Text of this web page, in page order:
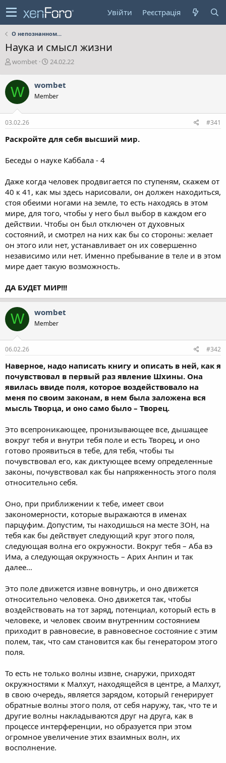
Увійти Реєстрація
О непознанном...
Наука и смысл жизни
А
т
о
р
т
е
м
wombet
Д
а
с
в
е
н
24.02.22
W wombet
Member
03.02.26 #341
Раскройте для себя высший мир.
Беседы о науке Каббала - 4
Даже когда человек продвигается по ступеням, скажем от
40 к 41, как мы здесь нарисовали, он должен находиться,
стоя обеими ногами на земле, то есть находясь в этом
мире, для того, чтобы у него был выбор в каждом его
действии. Чтобы он был отключен от духовных
состояний, и смотрел на них как бы со стороны: желает
он этого или нет, устанавливает он их совершенно
независимо или нет. Именно пребывание в теле и в этом
мире дает такую возможность.
ДА БУДЕТ МИР!!!
W wombet
Member
06.02.26 #342
Наверное, надо написать книгу и описать в ней, как я
почувствовал в первый раз явление Шхины. Она
явилась ввиде поля, которое воздействовало на
меня по своим законам, в нем была заложена вся
мысль Творца, и оно само было – Творец.
Это всепроникающее, пронизывающее все, дышащее
вокруг тебя и внутри тебя поле и есть Творец, и оно
готово проявиться в тебе, для тебя, чтобы ты
почувствовал его, как диктующее всему определенные
законы, почувствовал как бы напряженность этого поля
относительно себя.
Оно, при приближении к тебе, имеет свои
закономерности, которые выражаются в именах
парцуфим. Допустим, ты находишься на месте ЗОН, на
тебя как бы действует следующий круг этого поля,
следующая волна его окружности. Вокруг тебя – Аба вэ
Има, а следующая окружность – Арих Анпин и так
далее…
Это поле движется извне вовнутрь, и оно движется
относительно человека. Оно движется так, чтобы
воздействовать на тот заряд, потенциал, который есть в
человеке, и человек своим внутренним состоянием
приходит в равновесие, в равновесное состояние с этим
полем, так, что сам становится как бы генератором этого
поля.
То есть не только волны извне, снаружи, приходят
окружностями к Малхут, находящейся в центре, а Малхут,
в свою очередь, является зарядом, который генерирует
обратные волны этого поля, от себя наружу, так, что те и
другие волны накладываются друг на друга, как в
процессе интерференции, но образуется при этом
огромное увеличение этих взаимных волн, их
восполнение.